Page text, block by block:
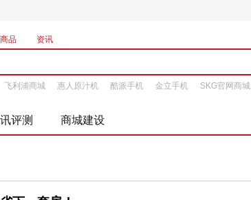
商品 资讯
飞利浦商城 惠人原汁机 酷派手机 金立手机 SKG官网商城
评测 商城建设